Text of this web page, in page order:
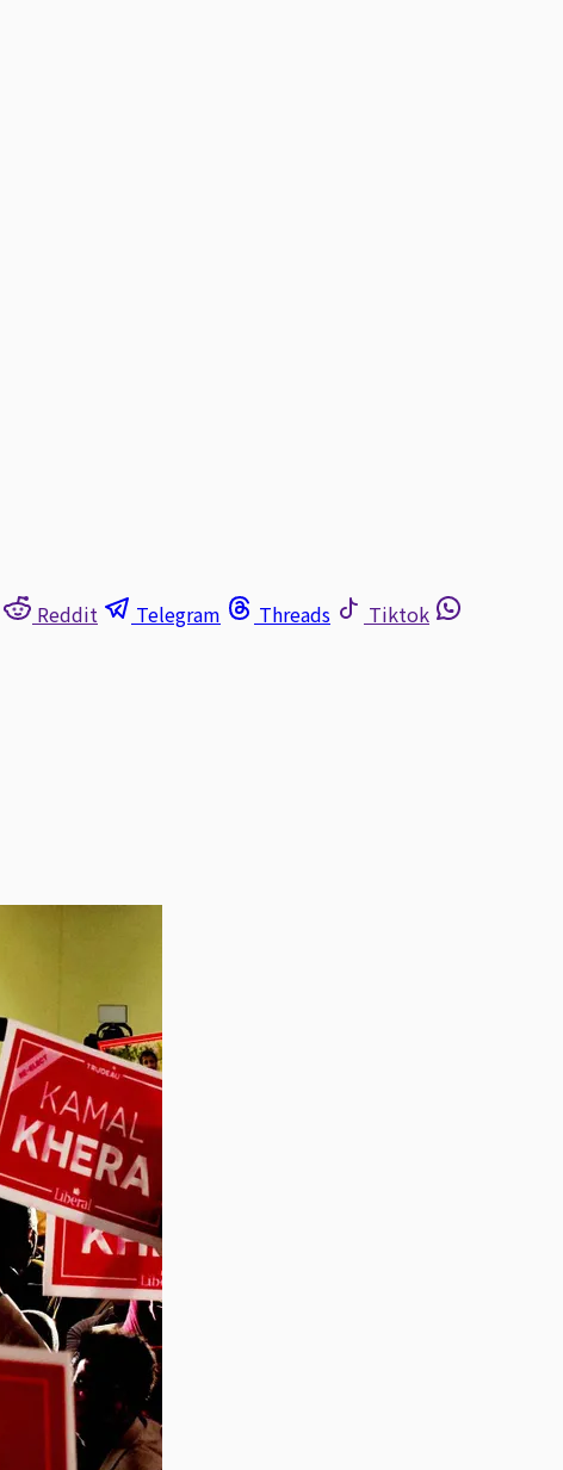
Reddit Telegram Threads
Tiktok